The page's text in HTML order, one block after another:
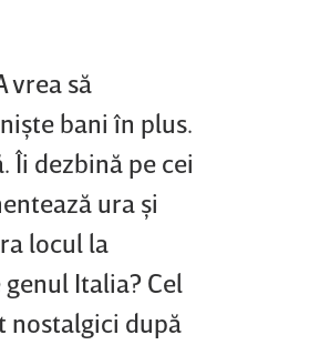
vrea să
bani în plus.
Îi dezbină pe cei
ura şi
locul la
Italia? Cel
nostalgici după